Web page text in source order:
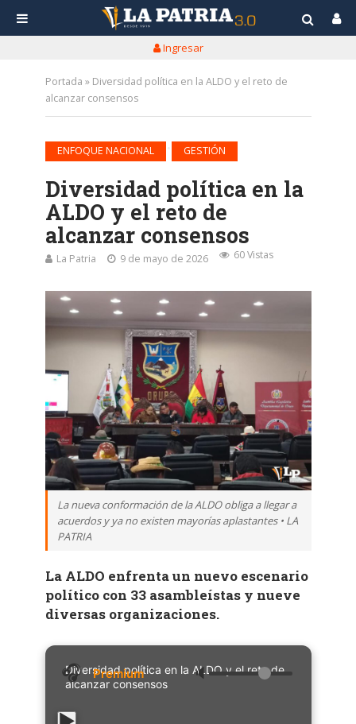
Ingresar
Portada » Diversidad política en la ALDO y el reto de
alcanzar consensos
ENFOQUE NACIONAL GESTIÓN
Diversidad política en la
ALDO y el reto de
alcanzar consensos
La Patria 9 de mayo de 2026 60 Vistas
La nueva conformación de la ALDO obliga a llegar a
acuerdos y ya no existen mayorías aplastantes • LA
PATRIA
La ALDO enfrenta un nuevo escenario
político con 33 asambleístas y nueve
diversas organizaciones.
Diversidad política en la ALDO y el reto de
alcanzar consensos
🔈